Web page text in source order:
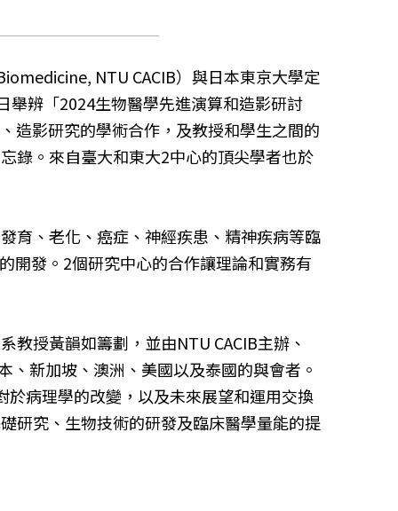
NTU CACIB）與日本東京大學定
辨「2024生物醫學先進演算和造影研討
造影研究的學術合作，及教授和學生之間的
錄。來自臺大和東大2中心的頂尖學者也於
育、老化、癌症、神經疾患、精神疾病等臨
開發。2個研究中心的合作讓理論和實務有
授黃韻如籌劃，並由NTU CACIB主辦、
新加坡、澳洲、美國以及泰國的與會者。
病理學的改變，以及未來展望和運用交換
研究、生物技術的研發及臨床醫學量能的提